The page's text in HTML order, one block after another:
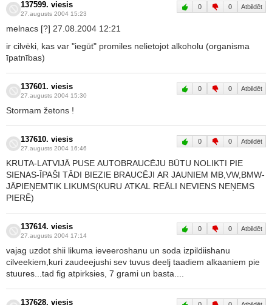
137599. viesis
27.augusts 2004 15:23
0 0 Atbildēt
melnacs [?] 27.08.2004 12:21
ir cilvēki, kas var "iegūt" promiles nelietojot alkoholu (organisma
īpatnības)
137601. viesis
27.augusts 2004 15:30
0 0 Atbildēt
Stormam žetons !
137610. viesis
27.augusts 2004 16:46
0 0 Atbildēt
KRUTA-LATVIJĀ PUSE AUTOBRAUCĒJU BŪTU NOLIKTI PIE
SIENAS-ĪPAŠI TĀDI BIEZIE BRAUCĒJI AR JAUNIEM MB,VW,BMW-
JĀPIEŅEMTIK LIKUMS(KURU ATKAL REĀLI NEVIENS NEŅEMS
PIERĒ)
137614. viesis
27.augusts 2004 17:14
0 0 Atbildēt
vajag uzdot shii likuma ieveeroshanu un soda izpildiishanu
cilveekiem,kuri zaudeejushi sev tuvus deelj taadiem alkaaniem pie
stuures...tad fig atpirksies, 7 grami un basta....
137628. viesis